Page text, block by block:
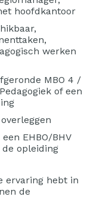
hoofdkantoor
werken
MBO 4 /
of een
EHBO/BHV
opleiding
ervaring hebt in
de